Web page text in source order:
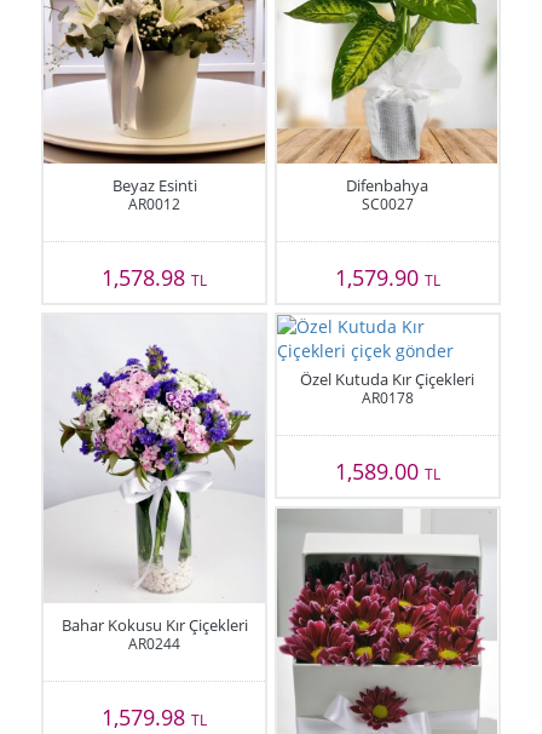
Beyaz Esinti
AR0012
1,578.98TL
Difenbahya
SC0027
1,579.90 TL
Bahar Kokusu Kır Çiçekleri
AR0244
1,579.98TL
Özel Kutuda Kır Çiçekleri
AR0178
1,589.00 TL